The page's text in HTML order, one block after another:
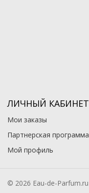
ЛИЧНЫЙ КАБИНЕТ
Мои заказы
Партнерская программа
Мой профиль
© 2026 Eau-de-Parfum.ru